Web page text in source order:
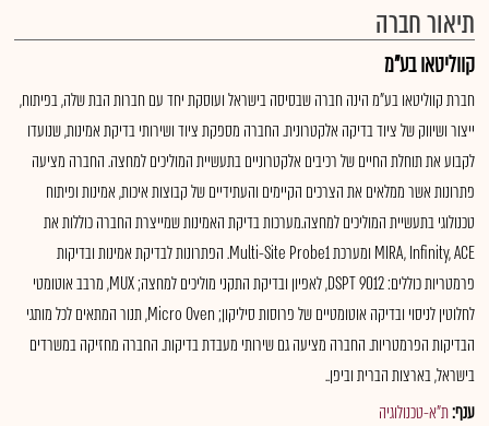
תיאור חברה
קווליטאו בע"מ
חברת קווליטאו בע"מ הינה חברה שבסיסה בישראל ועוסקת יחד עם חברות הבת שלה, בפיתוח,
ייצור ושיווק של ציוד בדיקה אלקטרונית. החברה מספקת ציוד ושירותי בדיקת אמינות, שנועדו
לקבוע את תוחלת החיים של רכיבים אלקטרוניים בתעשיית המוליכים למחצה. החברה מציעה
פתרונות אשר ממלאים את הצרכים הקיימים והעתידיים של קבוצות איכות, אמינות ופיתוח
טכנולוגי בתעשיית המוליכים למחצה.מערכות בדיקת האמינות שמייצרת החברה כוללות את
MIRA, Infinity, ACE ומערכת Multi-Site Probe1. הפתרונות לבדיקת אמינות ובדיקות
פרמטריות כוללים: DSPT 9012, לאפיון ובדיקת התקני מוליכים למחצה; MUX, מרבב אוטומטי
לחלוטין לניסוי ובדיקה אוטומטיים של פרוסות סיליקון; Micro Oven, תנור המתאים לכל מותגי
הבדיקות הפרמטריות. החברה מציעה גם שירותי מעבדת בדיקות. החברה מחזיקה במשרדים
בישראל, בארצות הברית וביפן..
ענף:ת"א-טכנולוגיה